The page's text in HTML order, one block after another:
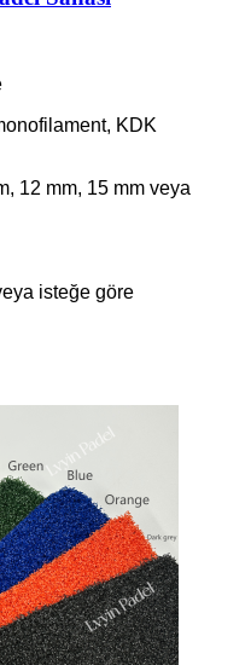
KDK
12 mm, 15 mm veya
isteğe göre